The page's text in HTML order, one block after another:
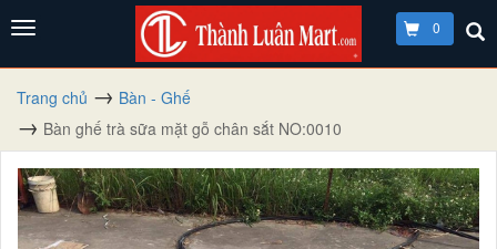
0
Trang chủ
Bàn - Ghế
Bàn ghế trà sữa mặt gỗ chân sắt NO:0010